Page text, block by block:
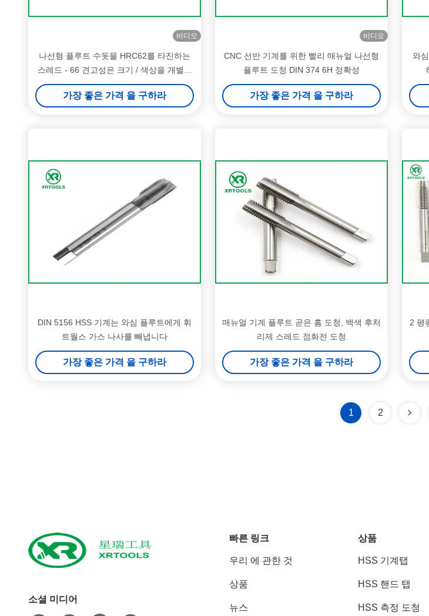
비디오
나선형 플루트 수돗물 HRC62를 타진하는
스레드 - 66 견고성은 크기 / 색상을 개별화
했습니다
가장 좋은 가격 을 구하라
비디오
CNC 선반 기계를 위한 빨리 매뉴얼 나선형
플루트 도청 DIN 374 6H 정확성
가장 좋은 가격 을 구하라
와
DIN 5156 HSS 기계는 와심 플루트에게 휘
트월스 가스 나사를 빼냅니다
가장 좋은 가격 을 구하라
매뉴얼 기계 플루트 곧은 홈 도청, 백색 후처
리제 스레드 점화전 도청
가장 좋은 가격 을 구하라
2 평
1 2
소셜 미디어
빠른 링크
우리 에 관한 것
상품
뉴스
상품
HSS 기계탭
HSS 핸드 탭
HSS 측정 도청